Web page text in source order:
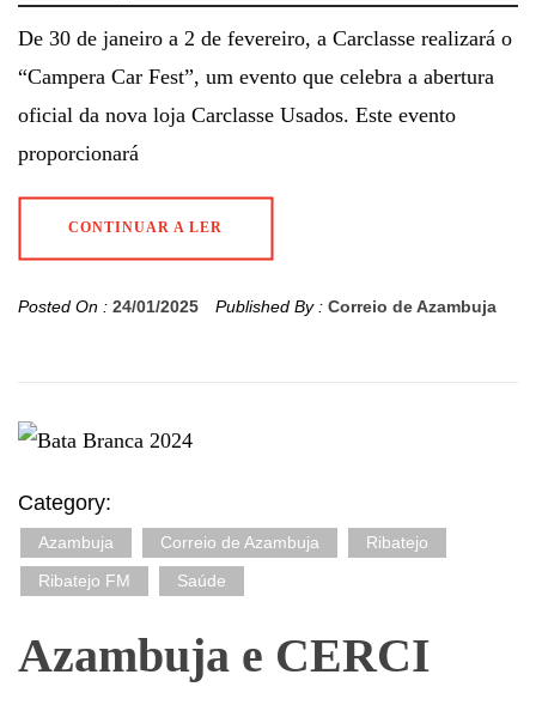
De 30 de janeiro a 2 de fevereiro, a Carclasse realizará o
“Campera Car Fest”, um evento que celebra a abertura
oficial da nova loja Carclasse Usados. Este evento
proporcionará
CONTINUAR A LER
Posted On : 24/01/2025 Published By : Correio de Azambuja
Category:
Azambuja Correio de Azambuja
Ribatejo
Ribatejo FM
Saúde
Azambuja e CERCI